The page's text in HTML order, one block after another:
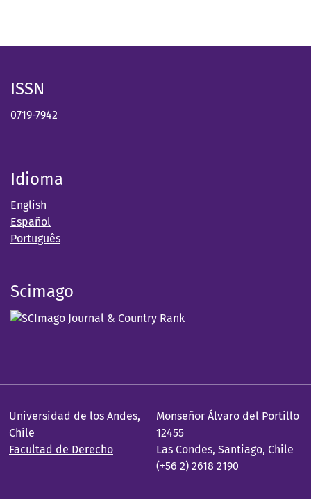
ISSN
0719-7942
Idioma
English
Español
Português
Scimago
Universidad de los Andes,
Chile
Facultad de Derecho
Monseñor Álvaro del Portillo
12455
Las Condes, Santiago, Chile
(+56 2) 2618 2190